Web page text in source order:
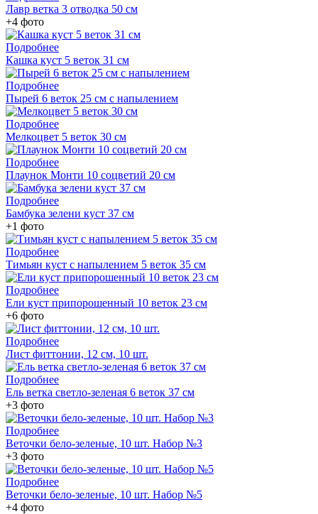
Лавр ветка 3 отводка 50 см
+4 фото
Подробнее
Кашка куст 5 веток 31 см
Подробнее
Пырей 6 веток 25 см с напылением
Подробнее
Мелкоцвет 5 веток 30 см
Подробнее
Плаунок Монти 10 соцветий 20 см
Подробнее
Бамбука зелени куст 37 см
+1 фото
Подробнее
Тимьян куст с напылением 5 веток 35 см
Подробнее
Ели куст припорошенный 10 веток 23 см
+6 фото
Подробнее
Лист фиттонии, 12 см, 10 шт.
Подробнее
Ель ветка светло-зеленая 6 веток 37 см
+3 фото
Подробнее
Веточки бело-зеленые, 10 шт. Набор №3
+3 фото
Подробнее
Веточки бело-зеленые, 10 шт. Набор №5
+4 фото